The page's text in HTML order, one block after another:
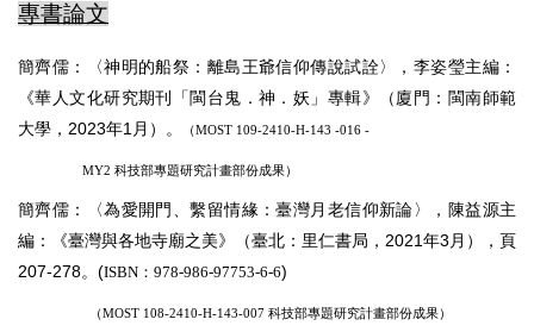
專書論文
簡齊儒：〈神明的船祭：離島王爺信仰傳說試詮〉，李姿瑩主編：
《華人文化研究期刊「閩台鬼．神．妖」專輯》（廈門：閩南師範
大學，2023年1月）。
（MOST 109-2410-H-143 -016 -
MY2 科技部專題研究計畫部份成果）
簡齊儒：〈為愛開門、繫留情緣：臺灣月老信仰新論〉，陳益源主
編：《臺灣與各地寺廟之美》（臺北：里仁書局，2021年3月），頁
207-278。(ISBN ：978-986-97753-6-6)
（MOST 108-2410-H-143-007 科技部專題研究計畫部份成果）